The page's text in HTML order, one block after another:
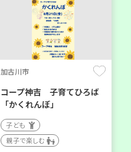
加古川市
コープ神吉 子育てひろば
「かくれんぼ」
子ども
親子で楽しむ